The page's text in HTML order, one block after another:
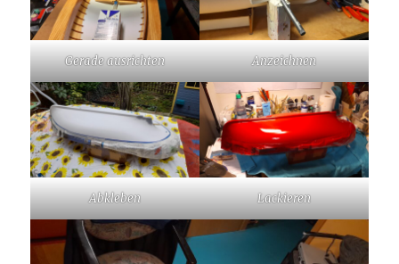
Gerade ausrichten Anzeichnen
Abkleben Lackieren